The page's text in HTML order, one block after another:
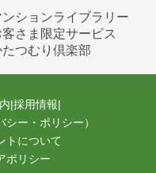
ンションライブラリー
客さま限定サービス
たつむり倶楽部
|採用情報|
ー・ポリシー）
トについて
ポリシー